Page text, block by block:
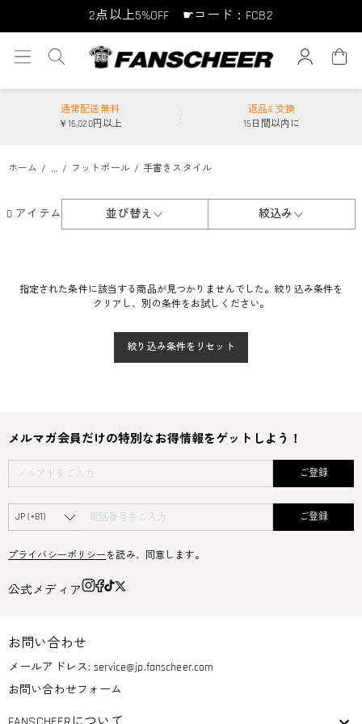
2点以上5%OFF ☛コード：FCB2
10点以上10%OFF ☛コード：FCB10
通常配送無料
￥16,020円以上
返品& 交換
15日間以内に
ホーム ... フットボール 手書きスタイル
0 アイテム 並び替え 絞込み
指定された条件に該当する商品が見つかりませんでした。絞り込み条件を
クリアし、別の条件をお試しください。
絞り込み条件をリセット
メルマガ会員だけの特別なお得情報をゲットしよう！
ご登録
ご登録
プライバシーポリシー を読み、同意します。
公式メディア
お問い合わせ
メールアドレス:service@jp.fanscheer.com
お問い合わせフォーム